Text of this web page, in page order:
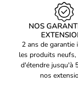
Le boîtier PC Kolink
d'un design élégant
sophistication à votre
Dégagement du
Refroidisseur de
processeur
Bloc d’alimentation
NOS
2 ans de garantie
les produits
d'étendre jusqu'à
nos